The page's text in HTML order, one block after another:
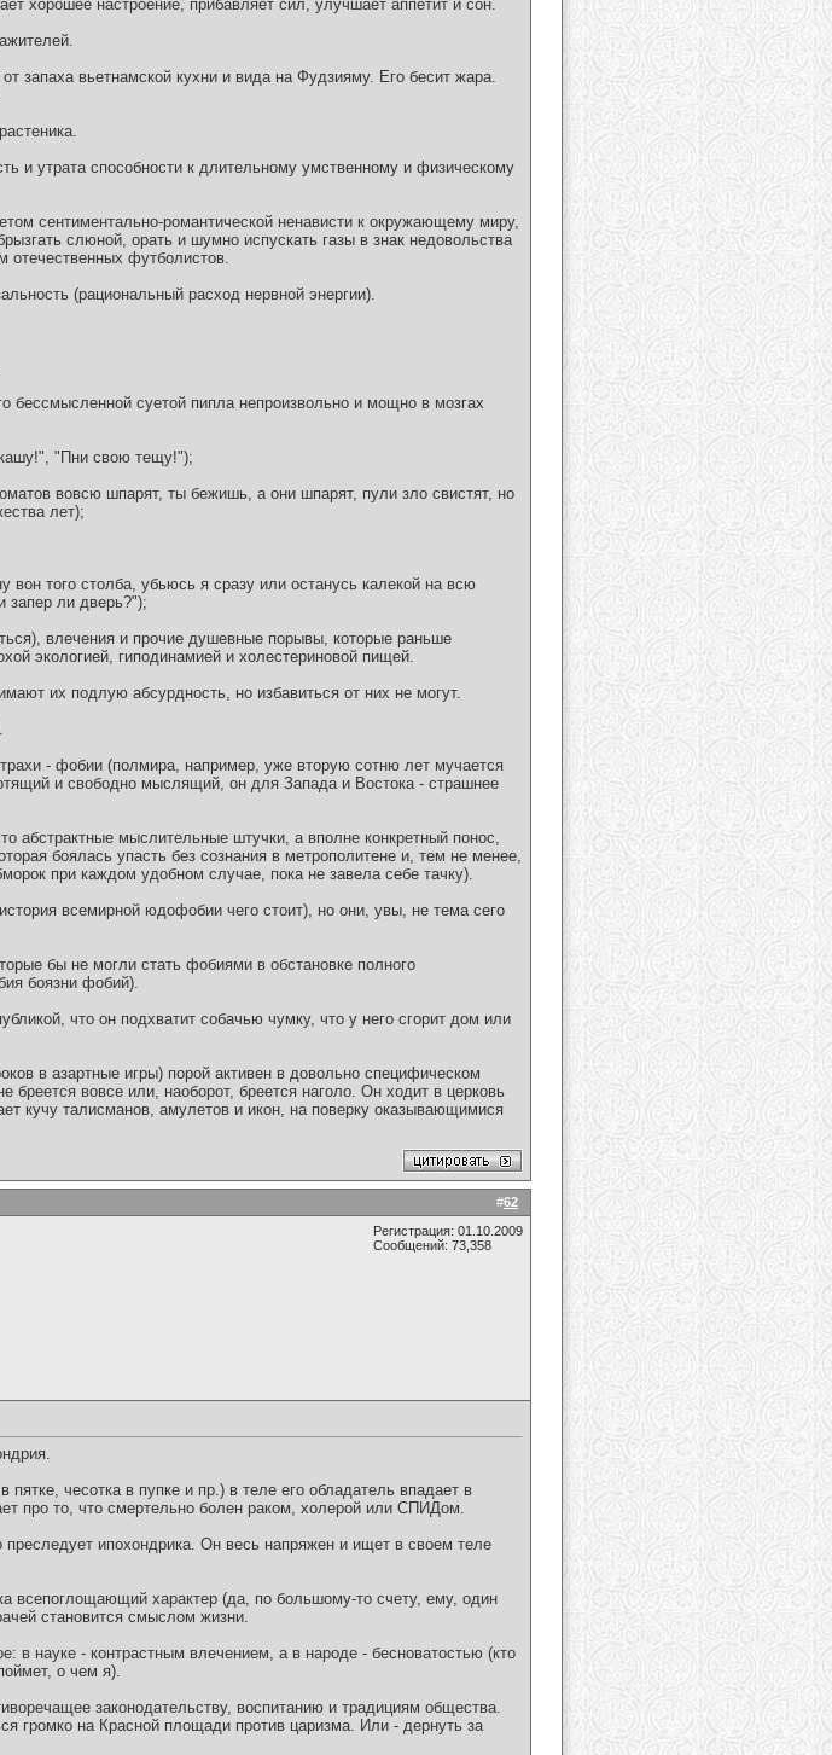
хорошее настроение, прибавляет сил, улучшает аппетит и сон.
запаха вьетнамской кухни и вида на Фудзияму. Его бесит жара.
и утрата способности к длительному умственному и физическому
сентиментально-романтической ненависти к окружающему миру,
слюной, орать и шумно испускать газы в знак недовольства
футболистов.
(рациональный расход нервной энергии).
бессмысленной суетой пипла непроизвольно и мощно в мозгах
"Пни свою тещу!");
вовсю шпарят, ты бежишь, а они шпарят, пули зло свистят, но
лет);
вон того столба, убьюсь я сразу или останусь калекой на всю
запер ли дверь?");
влечения и прочие душевные порывы, которые раньше
экологией, гиподинамией и холестериновой пищей.
их подлую абсурдность, но избавиться от них не могут.
- фобии (полмира, например, уже вторую сотню лет мучается
и свободно мыслящий, он для Запада и Востока - страшнее
абстрактные мыслительные штучки, а вполне конкретный понос,
боялась упасть без сознания в метрополитене и, тем не менее,
при каждом удобном случае, пока не завела себе тачку).
всемирной юдофобии чего стоит), но они, увы, не тема сего
бы не могли стать фобиями в обстановке полного
боязни фобий).
что он подхватит собачью чумку, что у него сгорит дом или
в азартные игры) порой активен в довольно специфическом
вовсе или, наоборот, бреется наголо. Он ходит в церковь
кучу талисманов, амулетов и икон, на поверку оказывающимися
#62
Регистрация: 01.10.2009
Сообщений: 73,358
чесотка в пупке и пр.) в теле его обладатель впадает в
про то, что смертельно болен раком, холерой или СПИДом.
ипохондрика. Он весь напряжен и ищет в своем теле
всепоглощающий характер (да, по большому-то счету, ему, один
становится смыслом жизни.
в науке - контрастным влечением, а в народе - бесноватостью (кто
о чем я).
законодательству, воспитанию и традициям общества.
громко на Красной площади против царизма. Или - дернуть за